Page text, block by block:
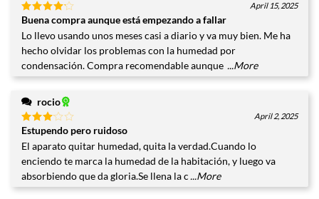
Valorado
con
de 5
April 15, 2025
Buena compra aunque está empezando a fallar
Lo llevo usando unos meses casi a diario y va muy bien. Me ha
hecho olvidar los problemas con la humedad por
condensación. Compra recomendable aunque ...More
rocio
Valorado
con
de 5
April 2, 2025
Estupendo pero ruidoso
El aparato quitar humedad, quita la verdad.Cuando lo
enciendo te marca la humedad de la habitación, y luego va
absorbiendo que da gloria.Se llena la c ...More